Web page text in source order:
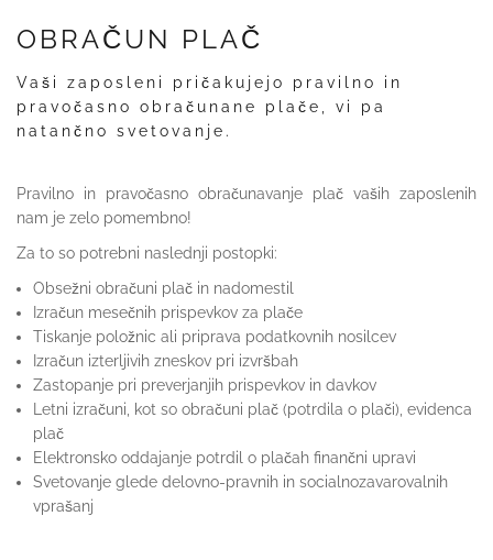
OBRAČUN PLAČ
Vaši zaposleni pričakujejo pravilno in
pravočasno obračunane plače, vi pa
natančno svetovanje.
Pravilno in pravočasno obračunavanje plač vaših zaposlenih
nam je zelo pomembno!
Za to so potrebni naslednji postopki:
Obsežni obračuni plač in nadomestil
Izračun mesečnih prispevkov za plače
Tiskanje položnic ali priprava podatkovnih nosilcev
Izračun izterljivih zneskov pri izvršbah
Zastopanje pri preverjanjih prispevkov in davkov
Letni izračuni, kot so obračuni plač (potrdila o plači), evidenca
plač
Elektronsko oddajanje potrdil o plačah finančni upravi
Svetovanje glede delovno-pravnih in socialnozavarovalnih
vprašanj